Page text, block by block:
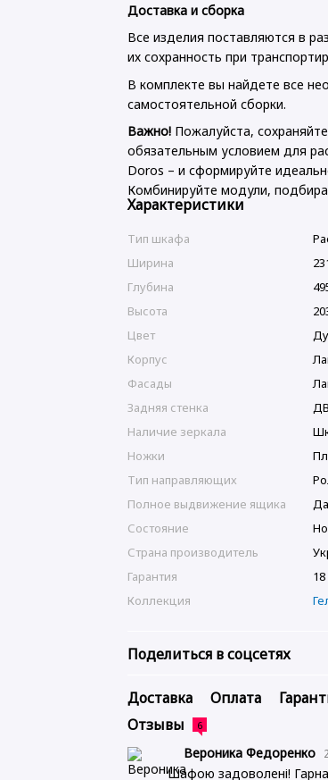
Доставка и сборка
Все изделия поставляются в
их сохранность при
В комплекте вы найдете все
самостоятельной сборки.
Важно! Пожалуйста,
обязательным условием для
Doros – и сформируйте
Комбинируйте модули,
Характеристики
Тип шкафа
Ширина
Глубина
Высота
Цвет
Корпус
Фасады
Задняя стенка
Наличие зеркала
Ножки
Тип направляющих
Полное выдвижение ящика
Да
Состояние
Страна производитель
Гарантия
Коллекция
Поделиться в соцсетях
Доставка Оплата
Отзывы
6
Вероника Федоренко
Шафою задоволені!